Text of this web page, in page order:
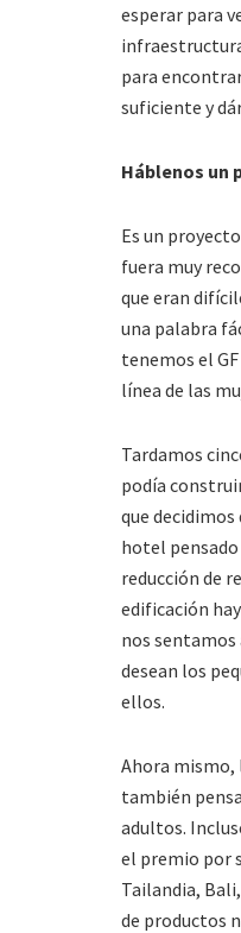
esperar para
para
suficiente y
Háblenos un
Es un
fuera muy
que eran
una palabra
tenemos el
línea de las
Tardamos
podía
que
hotel
reducción de
edificación
nos
desean los
ellos.
Ahora mismo,
también
adultos.
el premio por
Tailandia,
de productos